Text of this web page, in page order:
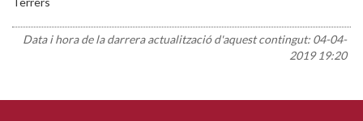
Data i hora de la darrera actualització d'aquest contingut: 04-04-
2019 19:20